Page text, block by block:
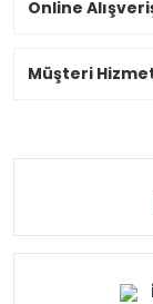
Online
Müşteri